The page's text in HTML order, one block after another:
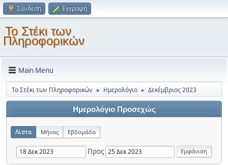
Σύνδεση Εγγραφή
Το Στέκι των
Πληροφορικών
Main Menu
Το Στέκι των Πληροφορικών ► Ημερολόγιο ► Δεκέμβριος 2023
Ημερολόγιο Προσεχώς
Λίστα Μήνας Εβδομάδα
Προς